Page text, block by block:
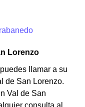
Lorenzo
llamar a su
de San Lorenzo.
Val de San
consulta al